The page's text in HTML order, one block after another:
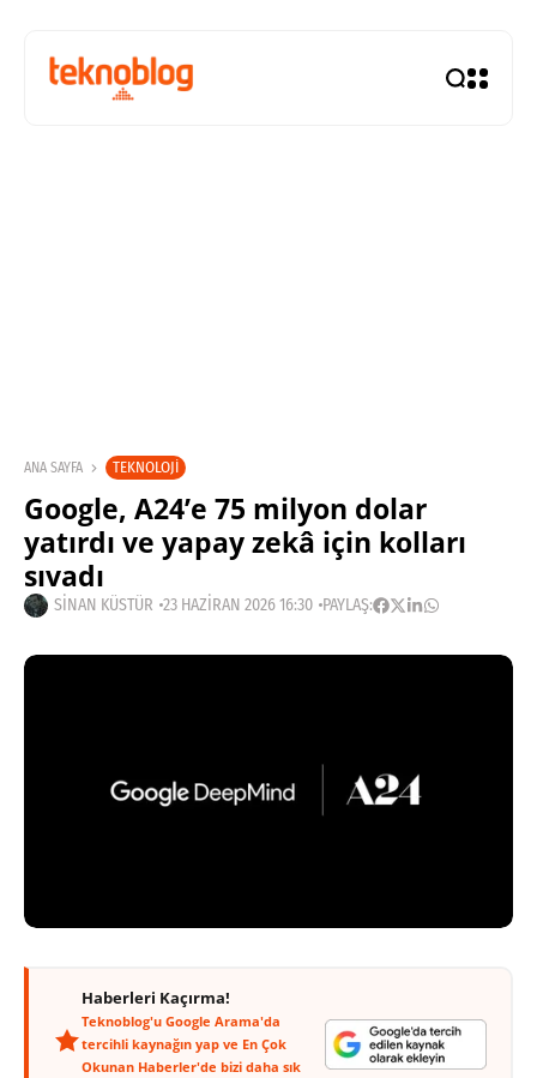
ANA SAYFA TEKNOLOJI
Google, A24’e 75 milyon dolar
yatırdı ve yapay zekâ için kolları
sıvadı
SINAN KÜSTÜR 23 HAZIRAN 2026 16:30 PAYLAŞ:
Haberleri Kaçırma!
Teknoblog'u Google Arama'da
tercihli kaynağın yap ve En Çok
Okunan Haberler'de bizi daha sık